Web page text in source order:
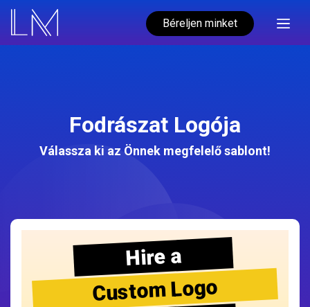
Béreljen minket
Fodrászat Logója
Válassza ki az Önnek megfelelő sablont!
Hire a
Custom Logo